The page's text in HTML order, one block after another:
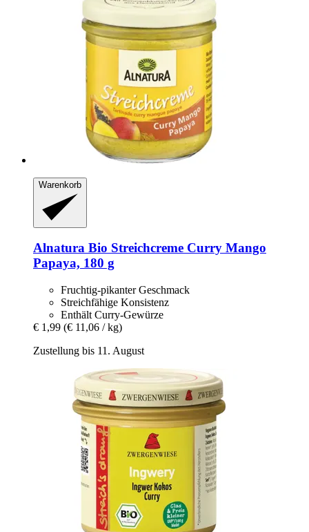
Warenkorb
Alnatura Bio Streichcreme Curry Mango
Papaya, 180 g
Fruchtig-pikanter Geschmack
Streichfähige Konsistenz
Enthält Curry-Gewürze
€ 1,99 (€ 11,06 / kg)
Zustellung bis 11. August